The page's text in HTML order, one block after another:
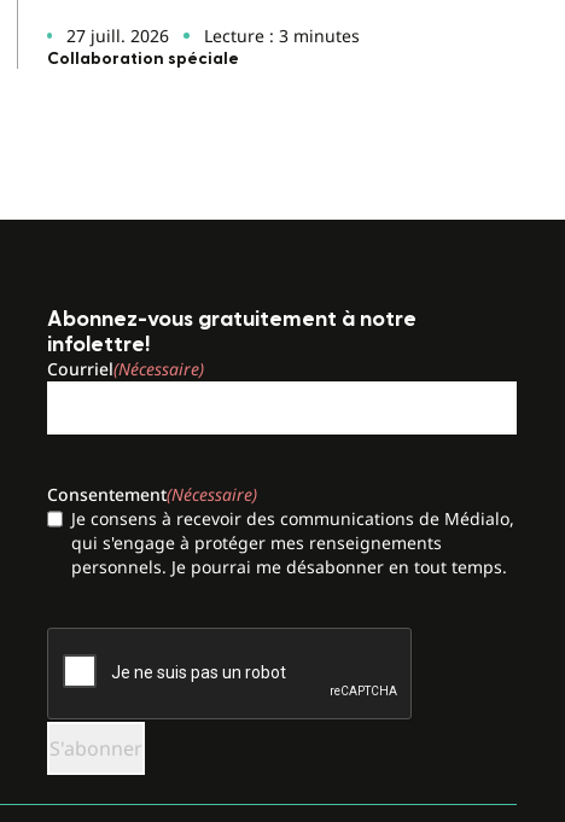
27 juill. 2026 Lecture : 3 minutes
Collaboration spéciale
Abonnez-vous gratuitement à notre
infolettre!
Courriel(Nécessaire)
Consentement(Nécessaire)
Je consens à recevoir des communications de Médialo,
qui s'engage à protéger mes renseignements
personnels. Je pourrai me désabonner en tout temps.
CAPTCHA